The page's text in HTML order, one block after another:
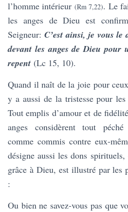
l’homme intérieur (Rm 7,22). Le
les anges de Dieu est
Seigneur:C’est ainsi, je vous
devant les anges de Dieu pour
repent (Lc 15, 10).
Quand il naît de la joie pour
y a aussi de la tristesse pour les
Tout emplis d’amour et de
anges considèrent tout
comme commis contre eux-
désigne aussi les dons
grâce à Dieu, est illustré par les
:
Ou bien ne savez-vous pas que